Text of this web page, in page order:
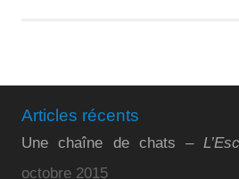
Articles récents
Une chaîne de chats –
octobre 2015